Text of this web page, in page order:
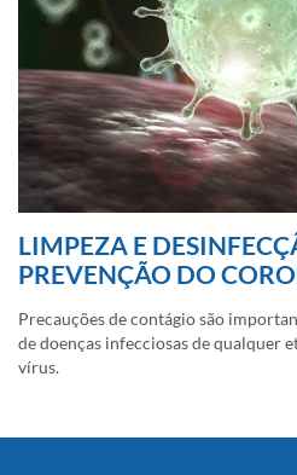
LIMPEZA E
PREVENÇÃO DO
Precauções de contágio são
de doenças infecciosas de qualquer
vírus.